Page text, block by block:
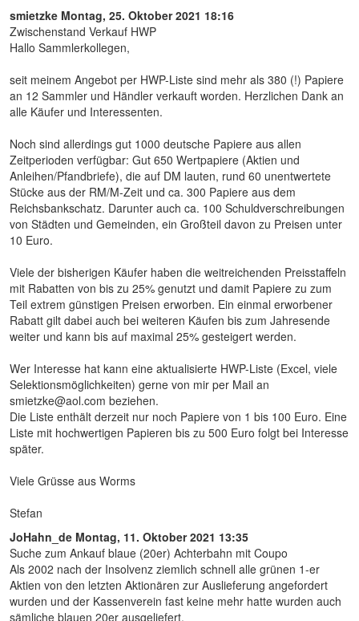
smietzke Montag, 25. Oktober 2021 18:16
Zwischenstand Verkauf HWP
Hallo Sammlerkollegen,
seit meinem Angebot per HWP-Liste sind mehr als 380 (!) Papiere
an 12 Sammler und Händler verkauft worden. Herzlichen Dank an
alle Käufer und Interessenten.
Noch sind allerdings gut 1000 deutsche Papiere aus allen
Zeitperioden verfügbar: Gut 650 Wertpapiere (Aktien und
Anleihen/Pfandbriefe), die auf DM lauten, rund 60 unentwertete
Stücke aus der RM/M-Zeit und ca. 300 Papiere aus dem
Reichsbankschatz. Darunter auch ca. 100 Schuldverschreibungen
von Städten und Gemeinden, ein Großteil davon zu Preisen unter
10 Euro.
Viele der bisherigen Käufer haben die weitreichenden Preisstaffeln
mit Rabatten von bis zu 25% genutzt und damit Papiere zu zum
Teil extrem günstigen Preisen erworben. Ein einmal erworbener
Rabatt gilt dabei auch bei weiteren Käufen bis zum Jahresende
weiter und kann bis auf maximal 25% gesteigert werden.
Wer Interesse hat kann eine aktualisierte HWP-Liste (Excel, viele
Selektionsmöglichkeiten) gerne von mir per Mail an
smietzke@aol.com beziehen.
Die Liste enthält derzeit nur noch Papiere von 1 bis 100 Euro. Eine
Liste mit hochwertigen Papieren bis zu 500 Euro folgt bei Interesse
später.
Viele Grüsse aus Worms
Stefan
JoHahn_de Montag, 11. Oktober 2021 13:35
Suche zum Ankauf blaue (20er) Achterbahn mit Coupo
Als 2002 nach der Insolvenz ziemlich schnell alle grünen 1-er
Aktien von den letzten Aktionären zur Auslieferung angefordert
wurden und der Kassenverein fast keine mehr hatte wurden auch
sämliche blauen 20er ausgeliefert.